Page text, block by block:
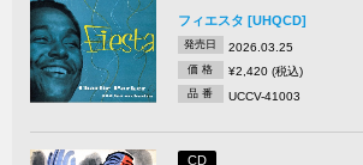
フィエスタ [UHQCD]
発売日 2026.03.25
価 格 ¥2,420 (税込)
品 番 UCCV-41003
CD